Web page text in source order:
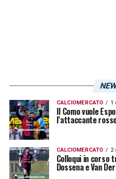
CALCIOMERCATO 1
Il Como vuole
l’attaccante
CALCIOMERCATO 2
Colloqui in corso
Dossena e Van